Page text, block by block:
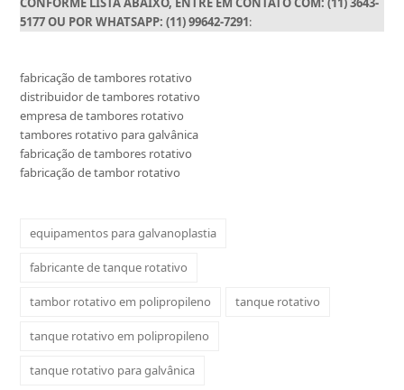
5177 OU POR WHATSAPP: (11) 99642-7291:
fabricação de tambores rotativo
distribuidor de tambores rotativo
empresa de tambores rotativo
tambores rotativo para galvânica
fabricação de tambores rotativo
fabricação de tambor rotativo
equipamentos para galvanoplastia
fabricante de tanque rotativo
tambor rotativo em polipropileno tanque rotativo
tanque rotativo em polipropileno
tanque rotativo para galvânica